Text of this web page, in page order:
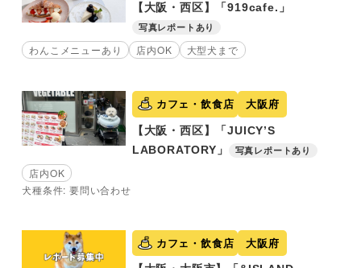
【大阪・西区】「919cafe.」
写真レポートあり
わんこメニューあり 店内OK 大型犬まで
カフェ・飲食店 大阪府
【大阪・西区】「JUICY’S
LABORATORY」
写真レポートあり
店内OK
犬種条件: 要問い合わせ
カフェ・飲食店 大阪府